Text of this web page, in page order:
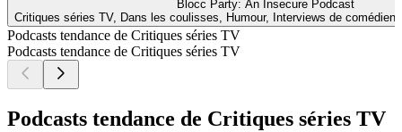
Blocc Party: An Insecure Podcast
Critiques séries TV, Dans les coulisses, Humour, Interviews de
Podcasts tendance de Critiques séries TV
Podcasts tendance de Critiques séries TV
Podcasts tendance de Critiques séries TV